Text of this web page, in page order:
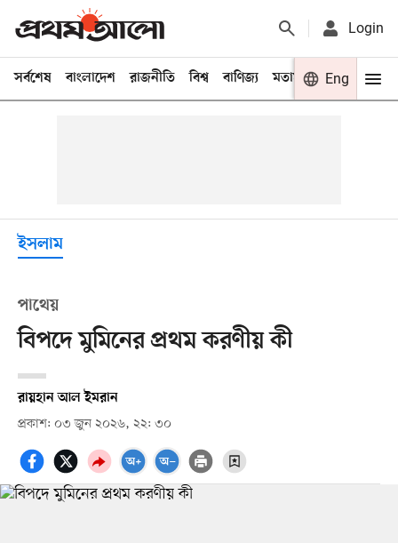
Login
সর্বশেষ বাংলাদেশ রাজনীতি বিশ্ব বাণিজ্য মতামত খেলা
Eng
ইসলাম
পাথেয়
বিপদে মুমিনের প্রথম করণীয় কী
রায়হান আল ইমরান
প্রকাশ: ০৩ জুন ২০২৬, ২২: ৩০